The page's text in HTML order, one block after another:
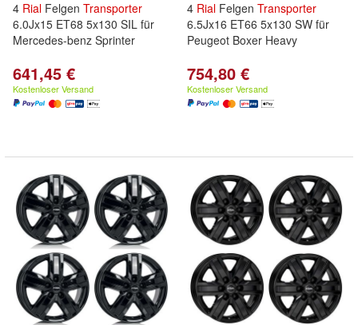
4 Rial Felgen Transporter
6.0Jx15 ET68 5x130 SIL für
Mercedes-benz Sprinter
641,45 €
Kostenloser Versand
4 Rial Felgen Transporter
6.5Jx16 ET66 5x130 SW für
Peugeot Boxer Heavy
754,80 €
Kostenloser Versand